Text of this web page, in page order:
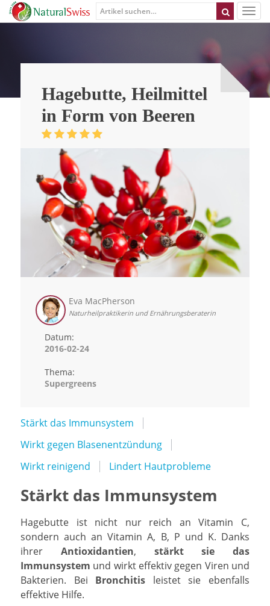
Hagebutte, Heilmittel
in Form von Beeren
Eva MacPherson
Naturheilpraktikerin und Ernährungsberaterin
Datum:
2016-02-24
Thema:
Supergreens
Stärkt das Immunsystem
Wirkt gegen Blasenentzündung
Wirkt reinigend
Lindert Hautprobleme
Stärkt das Immunsystem
Hagebutte ist nicht nur reich an Vitamin C,
sondern auch an Vitamin A, B, P und K. Danks
ihrer Antioxidantien, stärkt sie das
Immunsystem und wirkt effektiv gegen Viren und
Bakterien. Bei Bronchitis leistet sie ebenfalls
effektive Hilfe.